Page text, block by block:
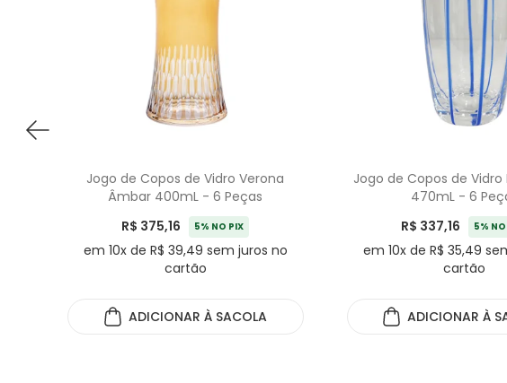
Jogo de Copos de Vidro Verona
Âmbar 400mL - 6 Peças
R$ 375,16
5% NO PIX
em 10x de R$ 39,49 sem juros no
cartão
ADICIONAR À SACOLA
Jogo de Copos de Vidro
470mL - 6
R$ 337,16
5%
em 10x de R$ 35,49
cartão
ADICIONAR À